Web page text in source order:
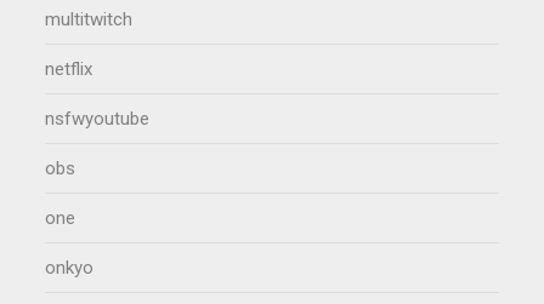
multitwitch
netflix
nsfwyoutube
obs
one
onkyo